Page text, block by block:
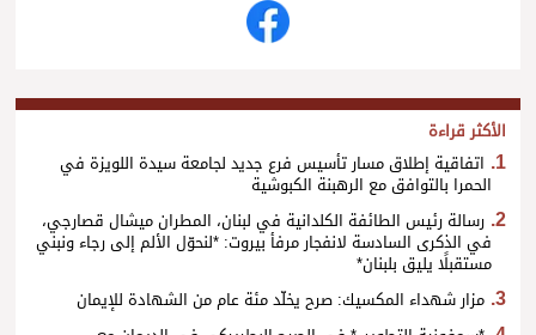
الأكثر قراءة
اتفاقية إطلاق مسار تأسيس فرع جديد لجامعة سيدة اللويزة في
الحمرا بالتوافق مع الرهبنة الكبوشية
رسالة رئيس الطائفة الكلدانية في لبنان، المطران ميشال قصارجي،
في الذكرى السادسة لانفجار مرفأ بيروت: *لنحوّل الألم إلى رجاء ونبني
مستقبلًا يليق بلبنان*
مزار شهداء المكسيك: صرح يخلّد مئة عام من الشهادة للإيمان